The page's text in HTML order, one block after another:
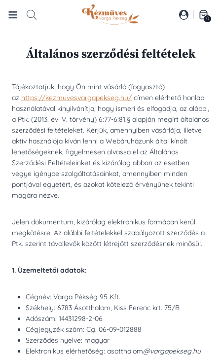
0
Általános szerződési feltételek
Tájékoztatjuk, hogy Ön mint vásárló (fogyasztó)
az https://kezmuvesvargapekseg.hu/ címen elérhető honlap
használatával kinyilvánítja, hogy ismeri és elfogadja, az alábbi,
a Ptk. (2013. évi V. törvény) 6:77-6:81.§ alapján megírt általános
szerződési feltételeket. Kérjük, amennyiben vásárlója, illetve
aktív használója kíván lenni a Webáruházunk által kínált
lehetőségeknek, figyelmesen olvassa el az Általános
Szerződési Feltételeinket és kizárólag abban az esetben
vegye igénybe szolgáltatásainkat, amennyiben minden
pontjával egyetért, és azokat kötelező érvényűnek tekinti
magára nézve.
Jelen dokumentum, kizárólag elektronikus formában kerül
megkötésre. Az alábbi feltételekkel szabályozott szerződés a
Ptk. szerint távollevők között létrejött szerződésnek minősül.
1. Üzemeltetői adatok:
Cégnév: Varga Pékség 95 Kft.
Székhely: 6783 Ásotthalom, Kiss Ferenc krt. 75/B
Adószám: 14431298-2-06
Cégjegyzék szám: Cg. 06-09-012888
Szerződés nyelve: magyar
Elektronikus elérhetőség: asotthalom@vargapekseg.hu